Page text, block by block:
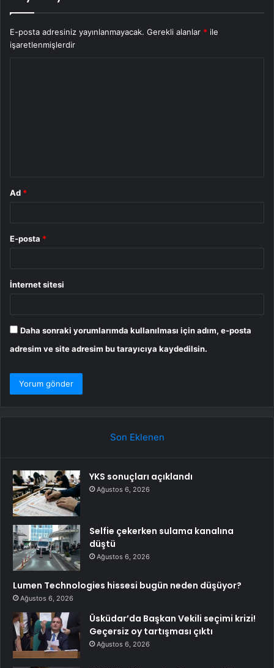
E-posta adresiniz yayınlanmayacak. Gerekli alanlar * ile
işaretlenmişlerdir
Ad *
E-posta *
İnternet sitesi
Daha sonraki yorumlarımda kullanılması için adım, e-posta
adresim ve site adresim bu tarayıcıya kaydedilsin.
Son Eklenen
YKS sonuçları açıklandı
Ağustos 6, 2026
Selfie çekerken sulama kanalına
düştü
Ağustos 6, 2026
Lumen Technologies hissesi bugün neden düşüyor?
Ağustos 6, 2026
Üsküdar’da Başkan Vekili seçimi krizi!
Geçersiz oy tartışması çıktı
Ağustos 6, 2026